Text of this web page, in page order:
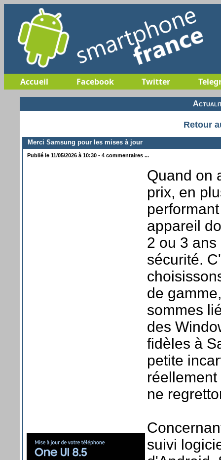
Accueil Facebook Twitter
Retour
Merci Samsung pour les mises à jour
Publié le 11/05/2026 à 10:30 - 4 commentaires ...
Quand on
prix, en
appareil
2 ou 3
sécurité.
de
sommes
des
fidèles à
petite
ne
suivi